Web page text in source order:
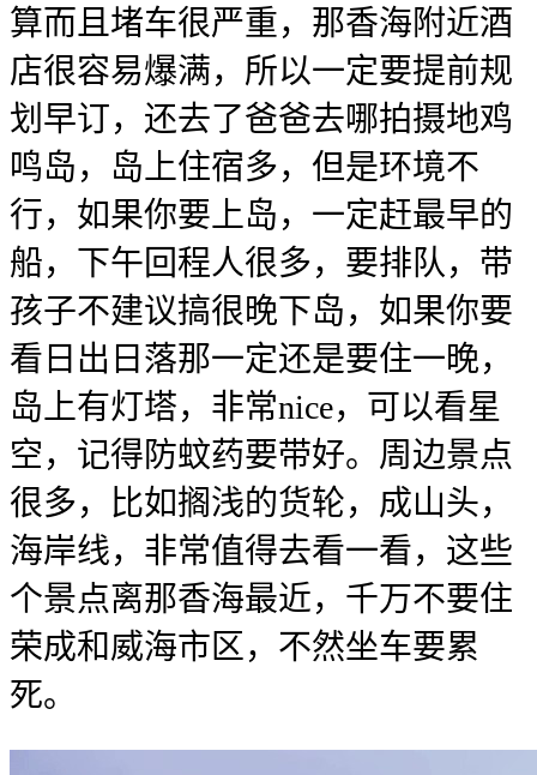
算而且堵车很严重，那香海附近酒
店很容易爆满，所以一定要提前规
划早订，还去了爸爸去哪拍摄地鸡
鸣岛，岛上住宿多，但是环境不
行，如果你要上岛，一定赶最早的
船，下午回程人很多，要排队，带
孩子不建议搞很晚下岛，如果你要
看日出日落那一定还是要住一晚，
岛上有灯塔，非常nice，可以看星
空，记得防蚊药要带好。周边景点
很多，比如搁浅的货轮，成山头，
海岸线，非常值得去看一看，这些
个景点离那香海最近，千万不要住
荣成和威海市区，不然坐车要累
死。